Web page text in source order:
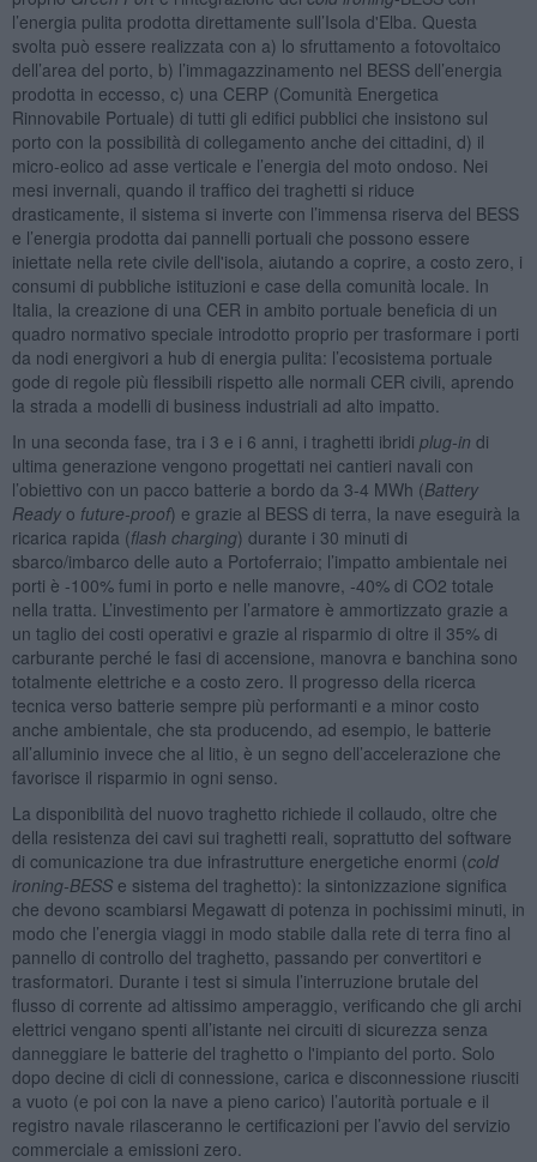
l’energia pulita prodotta direttamente sull’Isola d'Elba. Questa
svolta può essere realizzata con a) lo sfruttamento a fotovoltaico
dell’area del porto, b) l’immagazzinamento nel BESS dell’energia
prodotta in eccesso, c) una CERP (Comunità Energetica
Rinnovabile Portuale) di tutti gli edifici pubblici che insistono sul
porto con la possibilità di collegamento anche dei cittadini, d) il
micro-eolico ad asse verticale e l’energia del moto ondoso. Nei
mesi invernali, quando il traffico dei traghetti si riduce
drasticamente, il sistema si inverte con l’immensa riserva del BESS
e l’energia prodotta dai pannelli portuali che possono essere
iniettate nella rete civile dell'isola, aiutando a coprire, a costo zero, i
consumi di pubbliche istituzioni e case della comunità locale. In
Italia, la creazione di una CER in ambito portuale beneficia di un
quadro normativo speciale introdotto proprio per trasformare i porti
da nodi energivori a hub di energia pulita: l’ecosistema portuale
gode di regole più flessibili rispetto alle normali CER civili, aprendo
la strada a modelli di business industriali ad alto impatto.
In una seconda fase, tra i 3 e i 6 anni, i traghetti ibridi plug-in di
ultima generazione vengono progettati nei cantieri navali con
l’obiettivo con un pacco batterie a bordo da 3-4 MWh (Battery
Readyo future-proof) e grazie al BESS di terra, la nave eseguirà la
ricarica rapida (flash charging) durante i 30 minuti di
sbarco/imbarco delle auto a Portoferraio; l’impatto ambientale nei
porti è -100% fumi in porto e nelle manovre, -40% di CO2 totale
nella tratta. L’investimento per l’armatore è ammortizzato grazie a
un taglio dei costi operativi e grazie al risparmio di oltre il 35% di
carburante perché le fasi di accensione, manovra e banchina sono
totalmente elettriche e a costo zero. Il progresso della ricerca
tecnica verso batterie sempre più performanti e a minor costo
anche ambientale, che sta producendo, ad esempio, le batterie
all’alluminio invece che al litio, è un segno dell’accelerazione che
favorisce il risparmio in ogni senso.
La disponibilità del nuovo traghetto richiede il collaudo, oltre che
della resistenza dei cavi sui traghetti reali, soprattutto del software
di comunicazione tra due infrastrutture energetiche enormi (cold
ironing-BESSe sistema del traghetto): la sintonizzazione significa
che devono scambiarsi Megawatt di potenza in pochissimi minuti, in
modo che l’energia viaggi in modo stabile dalla rete di terra fino al
pannello di controllo del traghetto, passando per convertitori e
trasformatori. Durante i test si simula l’interruzione brutale del
flusso di corrente ad altissimo amperaggio, verificando che gli archi
elettrici vengano spenti all’istante nei circuiti di sicurezza senza
danneggiare le batterie del traghetto o l'impianto del porto. Solo
dopo decine di cicli di connessione, carica e disconnessione riusciti
a vuoto (e poi con la nave a pieno carico) l’autorità portuale e il
registro navale rilasceranno le certificazioni per l’avvio del servizio
commerciale a emissioni zero.